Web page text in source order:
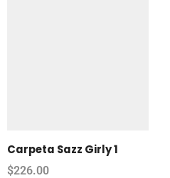
Carpeta Sazz Girly 1
$226.00